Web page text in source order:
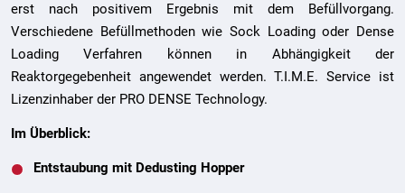
erst nach positivem Ergebnis mit dem Befüllvorgang.
Verschiedene Befüllmethoden wie Sock Loading oder Dense
Loading Verfahren können in Abhängigkeit der
Reaktorgegebenheit angewendet werden. T.I.M.E. Service ist
Lizenzinhaber der PRO DENSE Technology.
Im Überblick:
Entstaubung mit Dedusting Hopper